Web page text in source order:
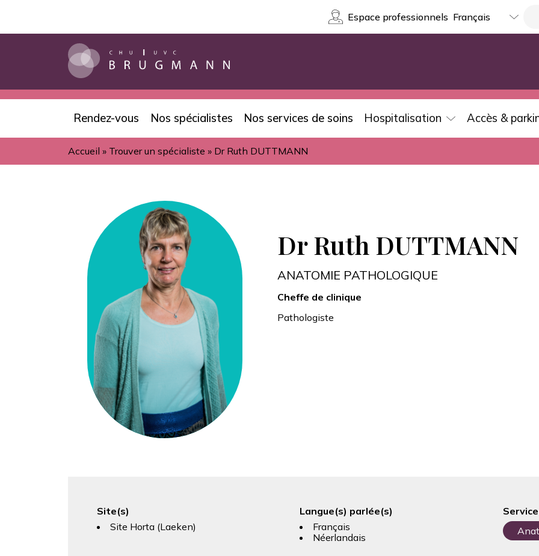
Espace professionnels your
language
Navigation
principale
Rendez-vous Nos spécialistes Nos services de soins Hospitalisation Accès &
Fil
Accueil Trouver un spécialiste Dr Ruth DUTTMANN
Dr Ruth DUTTMANN
ANATOMIE PATHOLOGIQUE
Cheffe de clinique
Pathologiste
Site(s)
Site Horta (Laeken)
Langue(s) parlée(s)
Français
Néerlandais